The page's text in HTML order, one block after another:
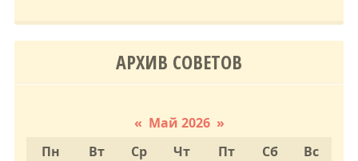
АРХИВ СОВЕТОВ
« Май 2026 »
Пн
Вт Ср Чт Пт Сб
Вс